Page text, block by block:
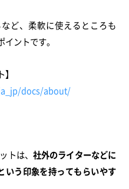
ど、柔軟に使えるところも
ントです。
docs/about/
トは、 社外のライターなどに
いう印象を持ってもらいやす